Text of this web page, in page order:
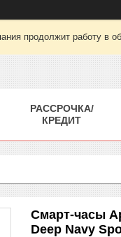
продолжит работу в
РАССРОЧКА/
КРЕДИТ
Смарт-часы
Deep Navy